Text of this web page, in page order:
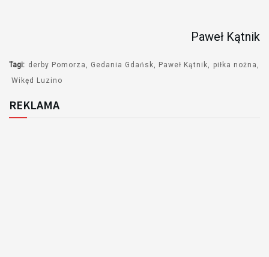
Paweł Kątnik
Tagi: derby Pomorza Gedania Gdańsk Paweł Kątnik
piłka nożna
Wikęd Luzino
REKLAMA